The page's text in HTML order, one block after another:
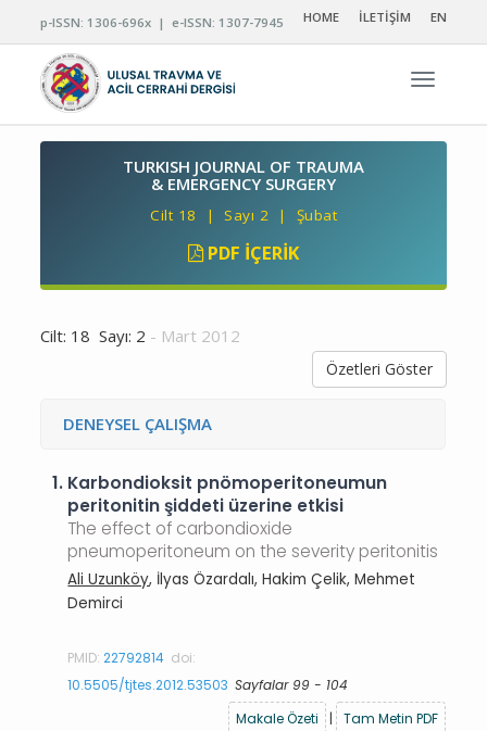
p-ISSN: 1306-696x | e-ISSN: 1307-7945 HOME İLETİŞİM EN
TURKISH JOURNAL OF TRAUMA
& EMERGENCY SURGERY
Cilt 18 | Sayı 2 | Şubat
PDF İÇERIK
Cilt: 18 Sayı: 2 - Mart 2012
Özetleri Göster
DENEYSEL ÇALIŞMA
1. Karbondioksit pnömoperitoneumun
peritonitin şiddeti üzerine etkisi
The effect of carbondioxide
pneumoperitoneum on the severity peritonitis
Ali Uzunköy, İlyas Özardalı, Hakim Çelik, Mehmet
Demirci
PMID:22792814 doi:
10.5505/tjtes.2012.53503 Sayfalar 99 - 104
Makale Özeti
| Tam Metin PDF